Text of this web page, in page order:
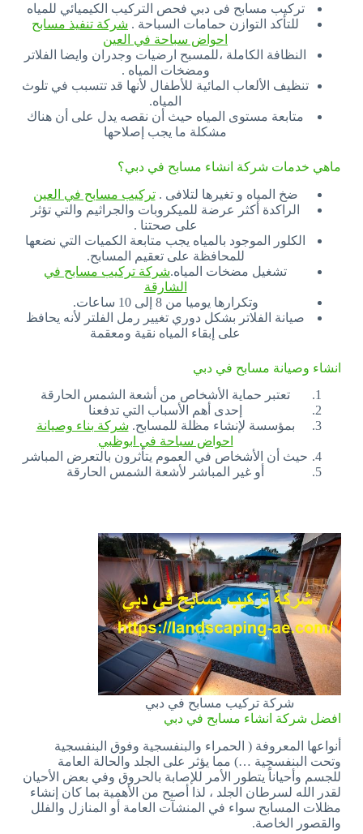
تركيب مسابح فى دبي فحص التركيب الكيميائي للمياه
للتأكد التوازن حمامات السباحة . شركة تنفيذ مسابح
احواض سباحة في العين
النظافة الكاملة ،للمسبح ارضيات وجدران وايضا الفلاتر
ومضخات المياه .
تنظيف الألعاب المائية للأطفال لأنها قد تتسبب في تلوث
المياه.
متابعة مستوى المياه حيث أن نقصه يدل على أن هناك
مشكلة ما يجب إصلاحها
ماهي خدمات شركة انشاء مسابح في دبي؟
ضخ المياه و تغيرها لتلافى .تركيب مسابح في العين
الراكدة أكثر عرضة للميكروبات والجراثيم والتي تؤثر
على صحتنا .
الكلور الموجود بالمياه يجب متابعة الكميات التي نضعها
للمحافظة على تعقيم المسابح.
تشغيل مضخات المياه.شركة تركيب مسابح في
الشارقة
وتكرارها يوميا من 8 إلى 10 ساعات.
صيانة الفلاتر بشكل دوري تغيير رمل الفلتر لأنه يحافظ
على إبقاء المياه نقية ومعقمة
انشاء وصيانة مسابح في دبي
تعتبر حماية الأشخاص من أشعة الشمس الحارقة
إحدى أهم الأسباب التي تدفعنا
بمؤسسة لإنشاء مظلة للمسابح. شركة بناء وصيانة
احواض سباحة في ابوظبي
حيث أن الأشخاص في العموم يتأثرون بالتعرض المباشر
أو غير المباشر لأشعة الشمس الحارقة
شركة تركيب مسابح في دبي
افضل شركة انشاء مسابح في دبي
أنواعها المعروفة ( الحمراء والبنفسجية وفوق البنفسجية
وتحت البنفسجية …) مما يؤثر على الجلد والحالة العامة
للجسم وأحياناً يتطور الأمر للإصابة بالحروق وفي بعض الأحيان
لقدر الله لسرطان الجلد ، لذا أصبح من الأهمية بما كان إنشاء
مظلات المسابح سواء في المنشآت العامة أو المنازل والفلل
والقصور الخاصة.